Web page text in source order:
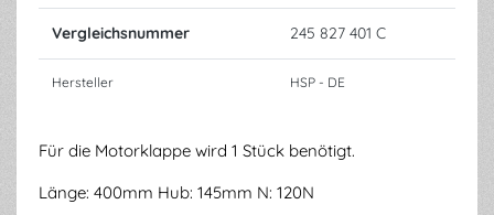
Vergleichsnummer 245 827 401 C
Hersteller HSP - DE
Für die Motorklappe wird 1 Stück benötigt.
Länge: 400mm Hub: 145mm N: 120N